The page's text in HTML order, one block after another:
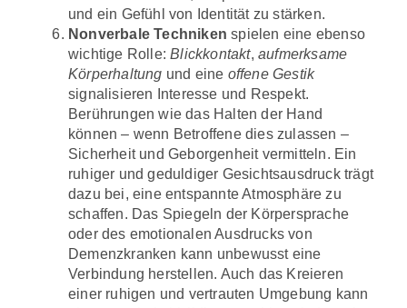
und ein Gefühl von Identität zu stärken.
Nonverbale Techniken spielen eine ebenso
wichtige Rolle:Blickkontakt,aufmerksame
Körperhaltung und eine offene Gestik
signalisieren Interesse und Respekt.
Berührungen wie das Halten der Hand
können – wenn Betroffene dies zulassen –
Sicherheit und Geborgenheit vermitteln. Ein
ruhiger und geduldiger Gesichtsausdruck trägt
dazu bei, eine entspannte Atmosphäre zu
schaffen. Das Spiegeln der Körpersprache
oder des emotionalen Ausdrucks von
Demenzkranken kann unbewusst eine
Verbindung herstellen. Auch das Kreieren
einer ruhigen und vertrauten Umgebung kann